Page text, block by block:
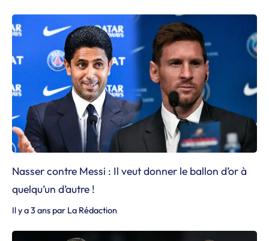
Nasser contre Messi : Il veut donner le ballon d’or à
quelqu’un d’autre !
Il y a 3 ans par La Rédaction